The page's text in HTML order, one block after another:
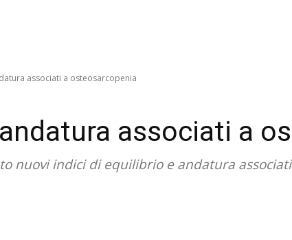
associati a osteosarcopenia
associati a
nuovi indici di equilibrio e andatura